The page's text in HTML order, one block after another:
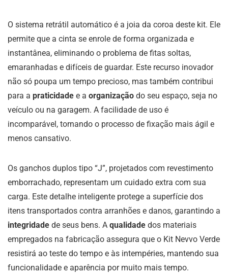
O sistema retrátil automático é a joia da coroa deste kit. Ele
permite que a cinta se enrole de forma organizada e
instantânea, eliminando o problema de fitas soltas,
emaranhadas e difíceis de guardar. Este recurso inovador
não só poupa um tempo precioso, mas também contribui
para a praticidade e a organização do seu espaço, seja no
veículo ou na garagem. A facilidade de uso é
incomparável, tornando o processo de fixação mais ágil e
menos cansativo.
Os ganchos duplos tipo “J”, projetados com revestimento
emborrachado, representam um cuidado extra com sua
carga. Este detalhe inteligente protege a superfície dos
itens transportados contra arranhões e danos, garantindo a
integridade de seus bens. A qualidade dos materiais
empregados na fabricação assegura que o Kit Nevvo Verde
resistirá ao teste do tempo e às intempéries, mantendo sua
funcionalidade e aparência por muito mais tempo.